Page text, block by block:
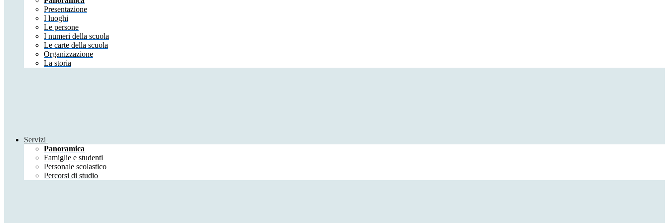
Presentazione
I luoghi
Le persone
I numeri della scuola
Le carte della scuola
Organizzazione
La storia
Servizi
Panoramica
Famiglie e studenti
Personale scolastico
Percorsi di studio